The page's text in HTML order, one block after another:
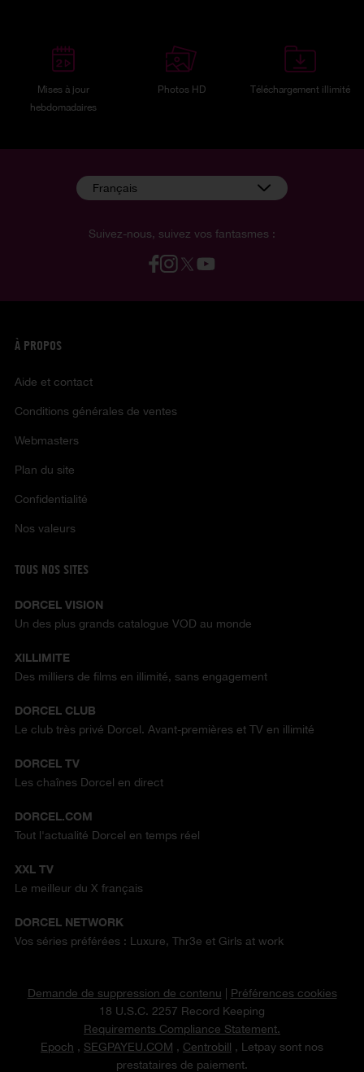
Mises à jour
hebdomadaires
Photos HD Téléchargement illimité
Suivez-nous, suivez vos fantasmes :
Français
À PROPOS
Aide et contact
Conditions générales de ventes
Webmasters
Plan du site
Confidentialité
Nos valeurs
TOUS NOS SITES
DORCEL VISION
Un des plus grands catalogue VOD au monde
XILLIMITE
Des milliers de films en illimité, sans engagement
DORCEL CLUB
Le club très privé Dorcel. Avant-premières et TV en illimité
DORCEL TV
Les chaînes Dorcel en direct
DORCEL.COM
Tout l'actualité Dorcel en temps réel
XXL TV
Le meilleur du X français
DORCEL NETWORK
Vos séries préférées : Luxure, Thr3e et Girls at work
Demande de suppression de contenu
Préférences cookies
18 U.S.C. 2257 Record Keeping
Requirements Compliance Statement.
Epoch , SEGPAYEU.COM , Centrobill , Letpay sont nos
prestataires de paiement.